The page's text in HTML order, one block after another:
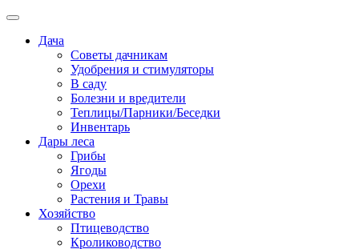
Дача
Советы дачникам
Удобрения и стимуляторы
В саду
Болезни и вредители
Теплицы/Парники/Беседки
Инвентарь
Дары леса
Грибы
Ягоды
Орехи
Растения и Травы
Хозяйство
Птицеводство
Кролиководство